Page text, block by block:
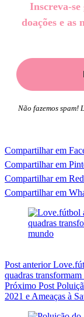
Inscreva-
doações e as
Não fazemos spam!
Compartilhar em
Compartilhar em
Compartilhar em
Compartilhar em
Post anterior
quadras
Próximo Post
2021 e Ameaças à